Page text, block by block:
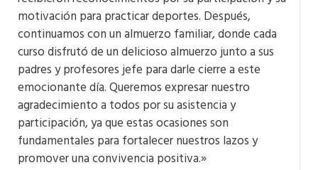
motivación para practicar deportes. Después,
continuamos con un almuerzo familiar, donde cada
curso disfrutó de un delicioso almuerzo junto a sus
padres y profesores jefe para darle cierre a este
emocionante día. Queremos expresar nuestro
agradecimiento a todos por su asistencia y
participación, ya que estas ocasiones son
fundamentales para fortalecer nuestros lazos y
promover una convivencia positiva.»